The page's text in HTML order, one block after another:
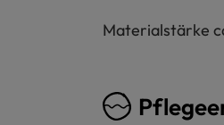
Materialstärke